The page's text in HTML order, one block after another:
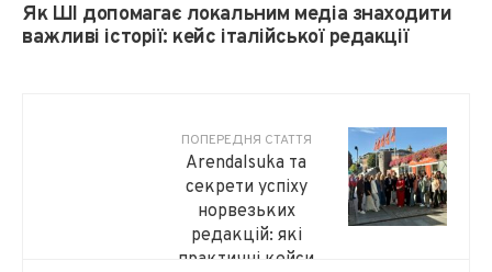
Як ШІ допомагає локальним медіа знаходити
важливі історії: кейс італійської редакції
ПОПЕРЕДНЯ СТАТТЯ
Arendalsuka та
секрети успіху
норвезьких
редакцій: які
практичні кейси